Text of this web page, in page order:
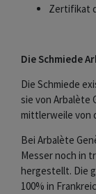
Zertifikat
Die Schmiede
Die Schmiede
sie von Arbalète
mittlerweile von
Bei Arbalète
Messer noch in
hergestellt. Die
100% in